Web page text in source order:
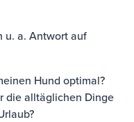
u. a. Antwort auf
Hund optimal?
die alltäglichen Dinge